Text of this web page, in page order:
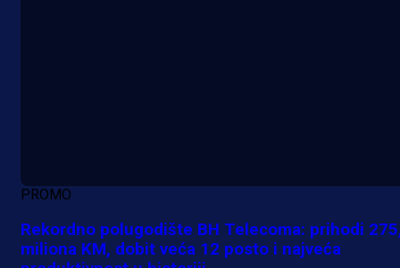
PROMO
Rekordno polugodište BH Telecoma: prihodi
miliona KM, dobit veća 12 posto i najveća